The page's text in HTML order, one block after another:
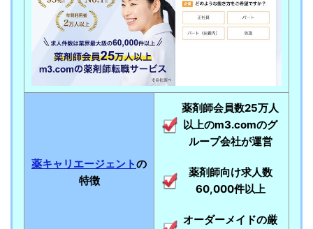
薬キャリエージェントの
特徴
薬剤師会員数25万人
以上のm3.comのグ
ループ会社が運営
薬剤師向け求人数
60,000件以上
オーダーメイドの厳